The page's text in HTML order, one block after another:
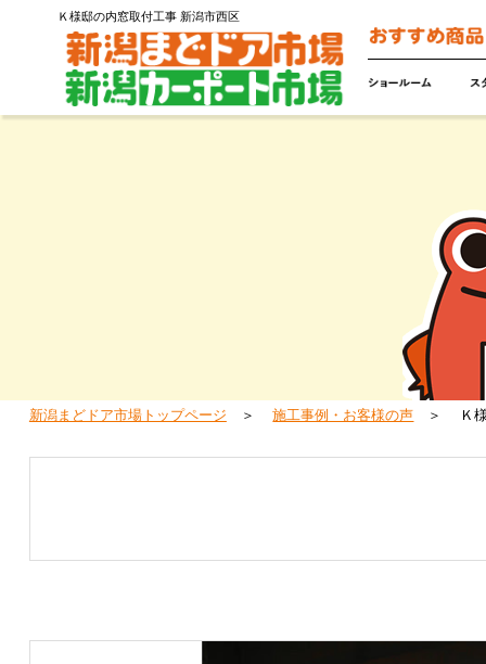
Ｋ様邸の内窓取付工事 新潟市西区
新潟まどドア市場トップページ 施工事例・お客様の声 Ｋ